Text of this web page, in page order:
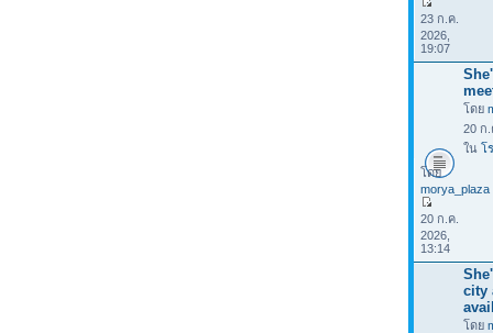
23 ก.ค.
2026,
19:07
โดย
20 ก.
ใน โ
โดย
morya_plaza
20 ก.ค.
2026,
13:14
city
โดย